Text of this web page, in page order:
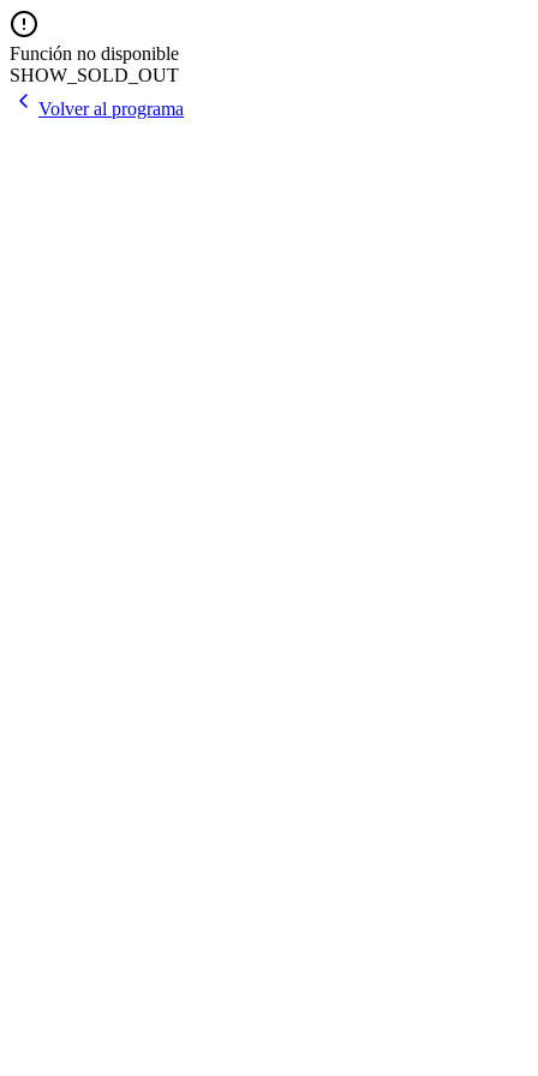
Función no disponible
SHOW_SOLD_OUT
Volver al programa